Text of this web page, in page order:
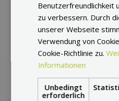
Inokim mirror
Benutzerfreundlichkeit
zu verbessern. Durch
unserer Webseite
Verwendung von
Cookie-Richtlinie zu.
Informationen
Unbedingt
erforderlich